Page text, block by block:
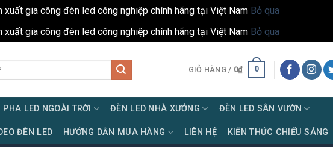
xuất gia công đèn led công nghiệp chính hãng tại Việt Nam Bỏ qua
xuất gia công đèn led công nghiệp chính hãng tại Việt Nam Bỏ qua
GIỎ HÀNG / 0₫ 0
LED NGOÀI TRỜI ĐÈN LED NHÀ XƯỞNG ĐÈN LED SÂN VƯỜN
ĐÈN LED HƯỚNG DẪN MUA HÀNG LIÊN HỆ KIẾN THỨC CHIẾU SÁNG